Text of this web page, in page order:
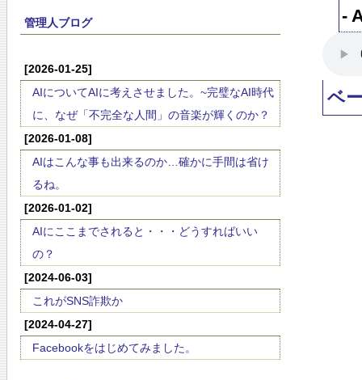
管理人ブログ
[2026-01-25]
AIについてAIに考えさせました。~完璧なAI時代
に、なぜ「不完全な人間」の音楽が輝くのか？
[2026-01-08]
AIはこんな事も出来るのか…確かに手間は省け
るね。
[2026-01-02]
AIにここまでされると・・・どうすればいい
の？
[2024-06-03]
これがSNS詐欺か
[2024-04-27]
Facebookをはじめてみました。
-
ベ